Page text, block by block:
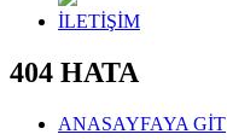
İLETİŞİM
404 HATA
ANASAYFAYA GİT